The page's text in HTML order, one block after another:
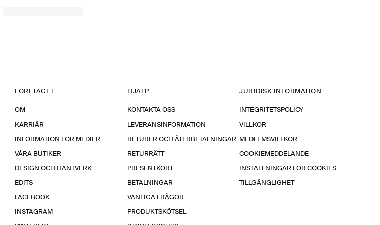
FÖRETAGET
OM
KARRIÄR
INFORMATION FÖR MEDIER
VÅRA BUTIKER
DESIGN OCH HANTVERK
EDITS
FACEBOOK
INSTAGRAM
HJÄLP
KONTAKTA OSS
LEVERANSINFORMATION
RETURER OCH ÅTERBETALNINGAR
RETURRÄTT
PRESENTKORT
BETALNINGAR
VANLIGA FRÅGOR
PRODUKTSKÖTSEL
JURIDISK INFORMATION
INTEGRITETSPOLICY
VILLKOR
MEDLEMSVILLKOR
COOKIEMEDDELANDE
INSTÄLLNINGAR FÖR COOKIES
TILLGÄNGLIGHET